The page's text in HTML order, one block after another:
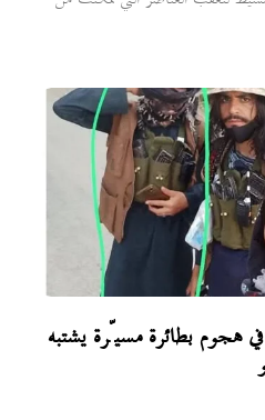
بطائرة مسيّرة يشتبه